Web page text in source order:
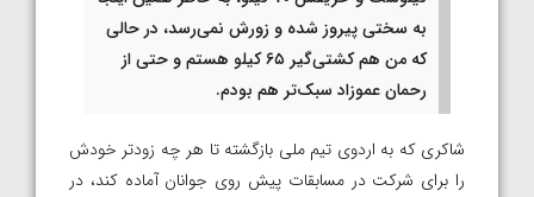
به سختی پیروز شده و زورش نمی‌رسد، در حالی
که من هم کشتی‌گیر ۶۵ کیلو هستم و حتی از
رحمان عموزاد سبک‌تر هم بودم.
شاکری که به اردوی تیم ملی بازگشته تا هر چه زودتر خودش
را برای شرکت در مسابقات پیش روی جوانان آماده کند، در